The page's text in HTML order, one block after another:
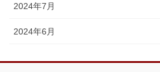
2024年7月
2024年6月